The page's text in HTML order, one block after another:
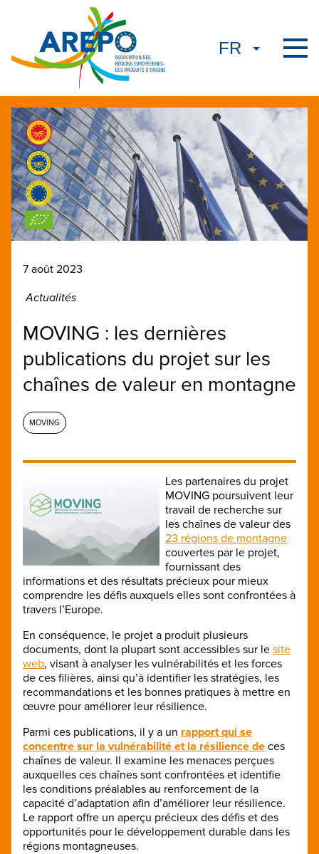
7 août 2023
Actualités
MOVING : les dernières
publications du projet sur les
chaînes de valeur en montagne
MOVING
Les partenaires du projet
MOVING poursuivent leur
travail de recherche sur
les chaînes de valeur des
23 régions de montagne
couvertes par le projet,
fournissant des
informations et des résultats précieux pour mieux
comprendre les défis auxquels elles sont confrontées à
travers l’Europe.
En conséquence, le projet a produit plusieurs
documents, dont la plupart sont accessibles sur le site
web, visant à analyser les vulnérabilités et les forces
de ces filières, ainsi qu’à identifier les stratégies, les
recommandations et les bonnes pratiques à mettre en
œuvre pour améliorer leur résilience.
Parmi ces publications, il y a un rapport qui se
concentre sur la vulnérabilité et la résilience de ces
chaînes de valeur. Il examine les menaces perçues
auxquelles ces chaînes sont confrontées et identifie
les conditions préalables au renforcement de la
capacité d’adaptation afin d’améliorer leur résilience.
Le rapport offre un aperçu précieux des défis et des
opportunités pour le développement durable dans les
régions montagneuses.